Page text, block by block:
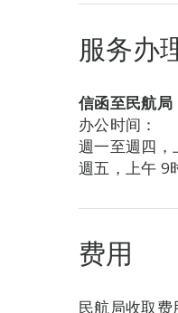
服务办
信函至民航局
办公时间：
週一至週四
週五，上午 9
费用
民航局收取费